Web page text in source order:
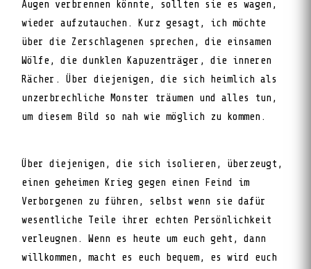
Augen verbrennen könnte, sollten sie es wagen,
wieder aufzutauchen. Kurz gesagt, ich möchte
über die Zerschlagenen sprechen, die einsamen
Wölfe, die dunklen Kapuzenträger, die inneren
Rächer. Über diejenigen, die sich heimlich als
unzerbrechliche Monster träumen und alles tun,
um diesem Bild so nah wie möglich zu kommen.
Über diejenigen, die sich isolieren, überzeugt,
einen geheimen Krieg gegen einen Feind im
Verborgenen zu führen, selbst wenn sie dafür
wesentliche Teile ihrer echten Persönlichkeit
verleugnen. Wenn es heute um euch geht, dann
willkommen, macht es euch bequem, es wird euch